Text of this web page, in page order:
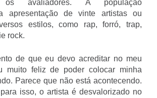
os avaliadores. A população
apresentação de vinte artistas ou
estilos, como rap, forró, trap,
rock.
de que eu devo acreditar no meu
muito feliz de poder colocar minha
Parece que não está acontecendo.
isso, o artista é desvalorizado no